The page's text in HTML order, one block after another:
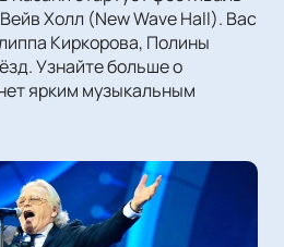
Холл (New Wave Hall). Вас
Киркорова, Полины
Узнайте больше о
ярким музыкальным